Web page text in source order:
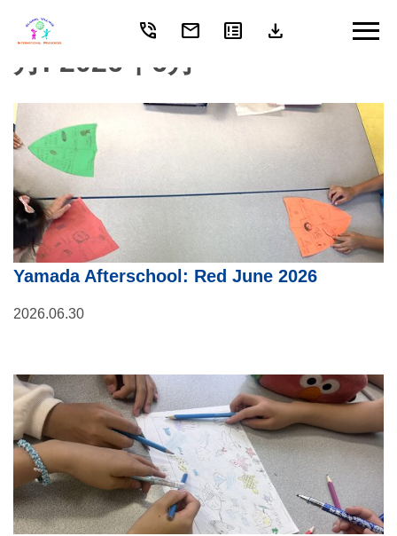
Skip
content
phone_in_talk mail breaking_news download
月: 2026年6月
Yamada Afterschool: Red June 2026
2026.06.30